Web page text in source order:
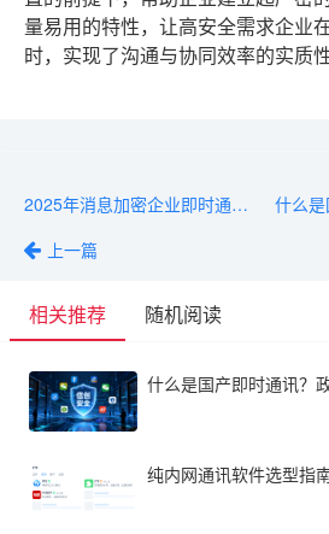
量易用的特性，让高安全需求企业
时，实现了沟通与协同效率的实质性
2025年消息加密企业即时通讯软件推荐TOP5：安全与效率兼顾
上一篇
相关推荐 随机阅读